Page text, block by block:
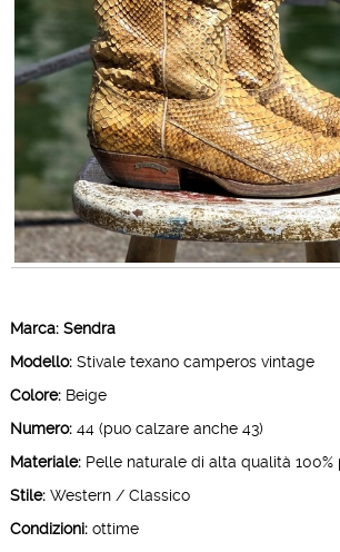
Marca: Sendra
Modello:Stivale texano camperos vintage
Colore:Beige
Numero:44 (puo calzare anche 43)
Materiale:Pelle naturale di alta qualità 100%
Stile:Western / Classico
Condizioni:ottime